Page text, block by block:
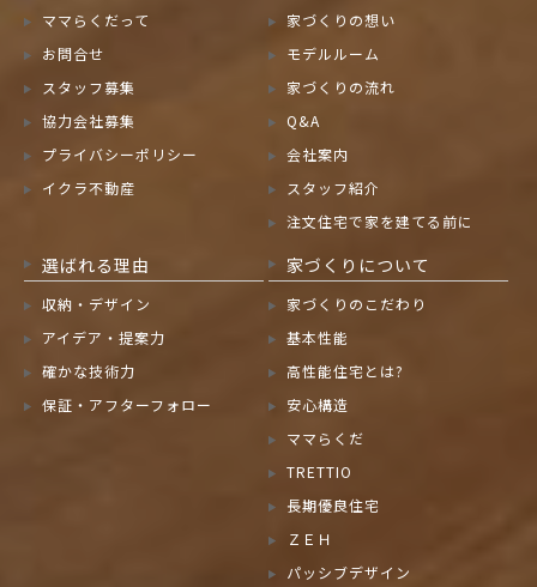
ママらくだって
お問合せ
スタッフ募集
協力会社募集
プライバシーポリシー
イクラ不動産
家づくりの想い
モデルルーム
家づくりの流れ
Q&A
会社案内
スタッフ紹介
注文住宅で家を建てる前に
選ばれる理由
収納・デザイン
アイデア・提案力
確かな技術力
保証・アフターフォロー
家づくりについて
家づくりのこだわり
基本性能
高性能住宅とは?
安心構造
ママらくだ
TRETTIO
長期優良住宅
ＺＥＨ
パッシブデザイン